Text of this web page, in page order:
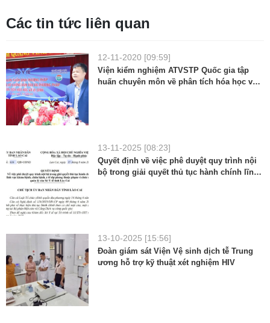
Các tin tức liên quan
12-11-2020 [09:59]
Viện kiểm nghiệm ATVSTP Quốc gia tập
huấn chuyên môn về phân tích hóa học và
13-11-2025 [08:23]
Quyết định về việc phê duyệt quy trình nội
bộ trong giải quyết thủ tục hành chính lĩnh
13-10-2025 [15:56]
Đoàn giám sát Viện Vệ sinh dịch tễ Trung
ương hỗ trợ kỹ thuật xét nghiệm HIV